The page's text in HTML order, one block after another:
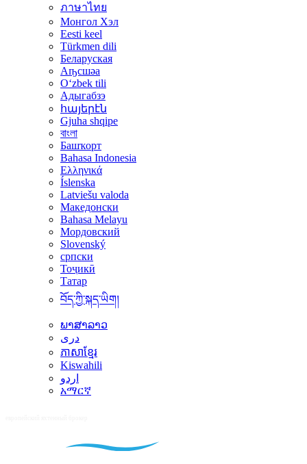
ภาษาไทย
Монгол Хэл
Eesti keel
Türkmen dili
Беларуская
Аҧсшәа
Oʻzbek tili
Адыгабзэ
հայերէն
Gjuha shqipe
বাংলা
Башҡорт
Bahasa Indonesia
Ελληνικά
Íslenska
Latviešu valoda
Македонски
Bahasa Melayu
Мордовский
Slovenský
српски
Тоҷикӣ
Татар
བོད་ཀྱི་སྐད་ཡིག།
ພາສາລາວ
دری
ភាសាខ្មែរ
Kiswahili
اردو
አማርኛ